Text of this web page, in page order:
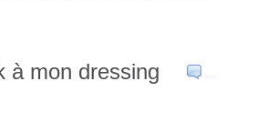
…
à mon dressing